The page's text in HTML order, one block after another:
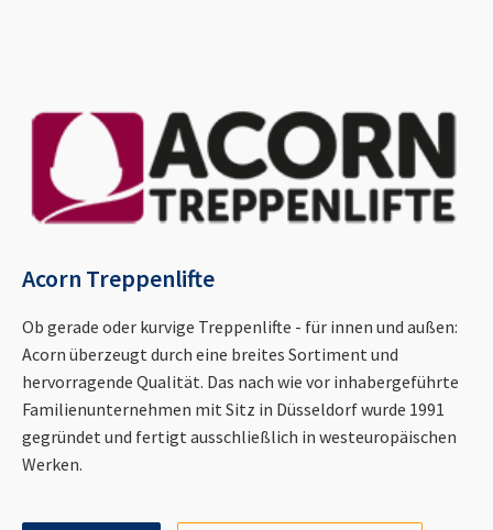
Acorn Treppenlifte
Ob gerade oder kurvige Treppenlifte - für innen und außen:
Acorn überzeugt durch eine breites Sortiment und
hervorragende Qualität. Das nach wie vor inhabergeführte
Familienunternehmen mit Sitz in Düsseldorf wurde 1991
gegründet und fertigt ausschließlich in westeuropäischen
Werken.